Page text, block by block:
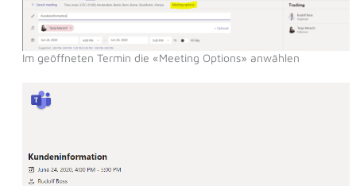
Im geöffneten Termin die «Meeting Options» anwählen